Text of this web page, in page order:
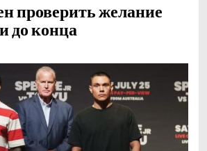
проверить желание
до конца